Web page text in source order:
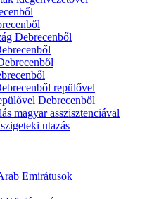
Debrecenből
repülővel
Debrecenből
magyar asszisztenciával
utazás
Emirátusok